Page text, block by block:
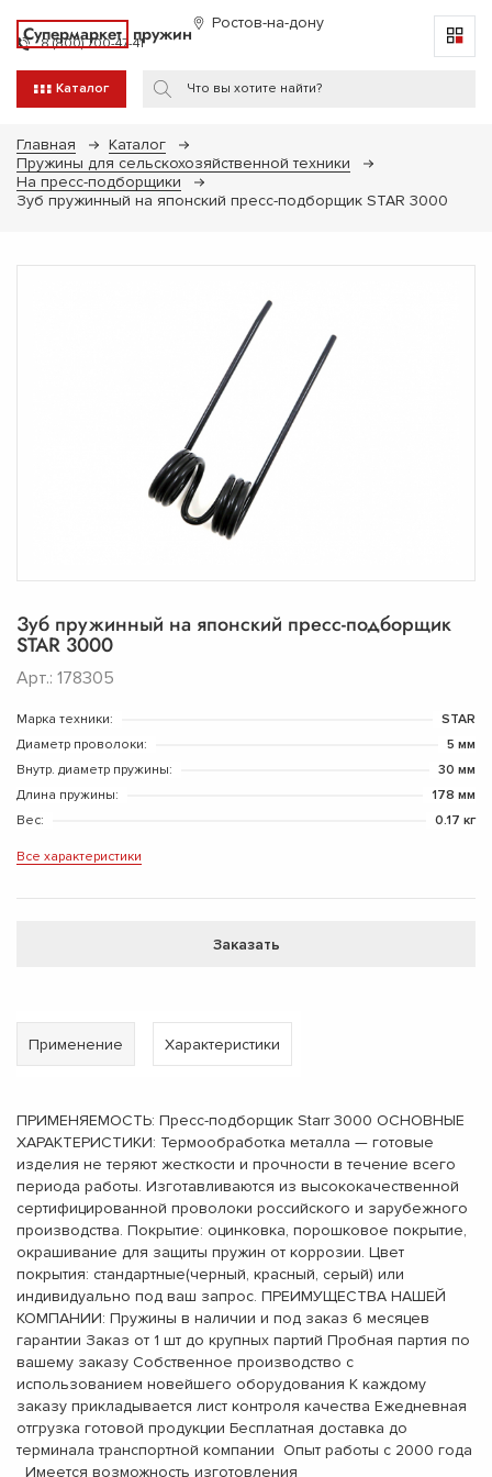
Супермаркет пружин Ростов-на-дону
8 (800) 700-47-41
Каталог
Главная
Каталог
Пружины для сельскохозяйственной техники
На пресс-подборщики
Зуб пружинный на японский пресс-подборщик STAR 3000
Зуб пружинный на японский пресс-подборщик
STAR 3000
Арт.: 178305
Марка техники:
STAR
Диаметр проволоки:
5 мм
Внутр. диаметр пружины:
30 мм
Длина пружины:
178 мм
Вес:
0.17 кг
Все характеристики
Заказать
Применение Характеристики
ПРИМЕНЯЕМОСТЬ: Пресс-подборщик Starr 3000 ОСНОВНЫЕ
ХАРАКТЕРИСТИКИ: Термообработка металла — готовые
изделия не теряют жесткости и прочности в течение всего
периода работы. Изготавливаются из высококачественной
сертифицированной проволоки российского и зарубежного
производства. Покрытие: оцинковка, порошковое покрытие,
окрашивание для защиты пружин от коррозии. Цвет
покрытия: стандартные(черный, красный, серый) или
индивидуально под ваш запрос. ПРЕИМУЩЕСТВА НАШЕЙ
КОМПАНИИ: Пружины в наличии и под заказ 6 месяцев
гарантии Заказ от 1 шт до крупных партий Пробная партия по
вашему заказу Собственное производство с
использованием новейшего оборудования К каждому
заказу прикладывается лист контроля качества Ежедневная
отгрузка готовой продукции Бесплатная доставка до
терминала транспортной компании Опыт работы с 2000 года
Имеется возможность изготовления